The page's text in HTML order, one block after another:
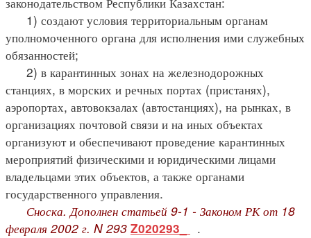
1) создают условия территориальным органам
уполномоченного органа для исполнения ими служебных
обязанностей;
2) в карантинных зонах на железнодорожных
станциях, в морских и речных портах (пристанях),
аэропортах, автовокзалах (автостанциях), на рынках, в
организациях почтовой связи и на иных объектах
организуют и обеспечивают проведение карантинных
мероприятий физическими и юридическими лицами
владельцами этих объектов, а также органами
государственного управления.
Сноска. Дополнен статьей 9-1 - Законом РК от 18
февраля 2002 г. N 293 Z020293_ .